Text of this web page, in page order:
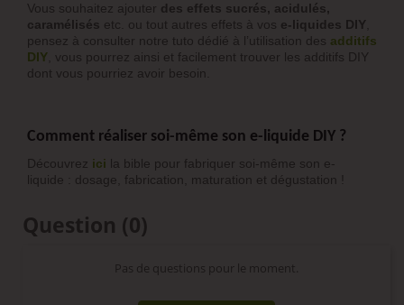
Vous souhaitez ajouter des effets sucrés, acidulés,
caramélisés etc. ou tout autres effets à vos e-liquides DIY
pensez à consulter notre tuto dédié à l’utilisation des additifs
DIY , vous pourrez ainsi et facilement trouver les additifs DIY
dont vous pourriez avoir besoin.
Comment réaliser soi-même son e-liquide DIY ?
Découvrez ici la bible pour fabriquer soi-même son e-
liquide : dosage, fabrication, maturation et dégustation !
Question (0)
Pas de questions pour le moment.